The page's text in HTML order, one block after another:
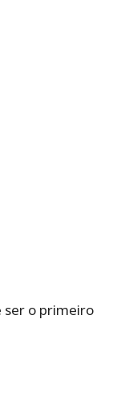
ser o primeiro